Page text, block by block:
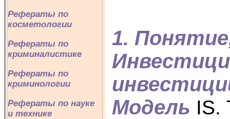
Рефераты по
косметологии
Рефераты по
криминалистике
Рефераты по
криминологии
Рефераты по науке
и технике
1.
Модель IS.